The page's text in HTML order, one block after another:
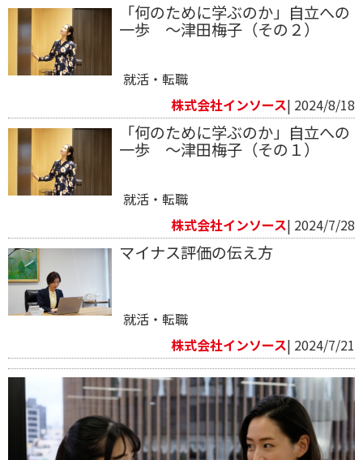
「何のために学ぶのか」自立への
一歩 ～津田梅子（その２）
就活・転職
株式会社インソース| 2024/8/18
「何のために学ぶのか」自立への
一歩 ～津田梅子（その１）
就活・転職
株式会社インソース| 2024/7/28
マイナス評価の伝え方
就活・転職
株式会社インソース| 2024/7/21